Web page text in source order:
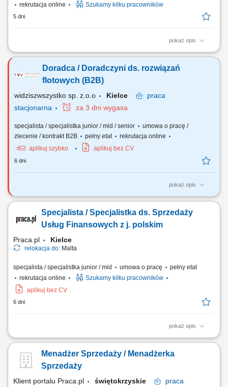
rekrutacja online
Szukamy kilku pracowników
5 dni
pokaż opis
Zakres obowiązków: Telefoniczny kontakt z klientami zainteresowanymi
edukacji finansowej. Budowanie długofalowych relacji z klientami oraz
pozyskiwanie nowych odbiorców dla partnerów biznesowych.
Doradca / Doradczyni ds. rozwiązań
flotowych (B2B)
widziszwszystko sp. z.o.o Kielce
praca
stacjonarna
za 3 dni wygasa
specjalista / specjalistka junior / mid / senior
umowa o pracę /
zlecenie / kontrakt B2B
pełny etat
rekrutacja online
aplikuj szybko
aplikuj bez CV
6 dni
pokaż opis
Opis stanowiska Poszukujemy osoby nastawionej na realizację celów
nowych klientów B2B oraz budowanie własnej bazy kontaktów. Do
zadań należeć będzie m.in. pozyskiwanie nowych klientów
Specjalista / Specjalistka ds. Sprzedaży
Usług Finansowych z j. polskim
Praca.pl Kielce
relokacja do: Malta
specjalista / specjalistka junior / mid umowa o pracę
pełny etat
rekrutacja online
Szukamy kilku pracowników
aplikuj bez CV
6 dni
pokaż opis
Zakres obowiązków: Telefoniczny kontakt z klientami zainteresowanymi
edukacji finansowej. Budowanie długofalowych relacji z klientami.
Pozyskiwanie nowych klientów i rozwijanie współpracy z partnerami
Menadżer Sprzedaży / Menadżerka
Sprzedaży
Klient portalu Praca.pl świętokrzyskie
praca